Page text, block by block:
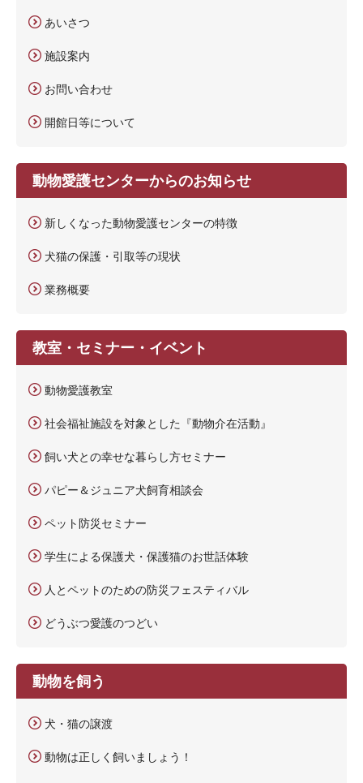
あいさつ
施設案内
お問い合わせ
開館日等について
動物愛護センターからのお知らせ
新しくなった動物愛護センターの特徴
犬猫の保護・引取等の現状
業務概要
教室・セミナー・イベント
動物愛護教室
社会福祉施設を対象とした『動物介在活動』
飼い犬との幸せな暮らし方セミナー
パピー＆ジュニア犬飼育相談会
ペット防災セミナー
学生による保護犬・保護猫のお世話体験
人とペットのための防災フェスティバル
どうぶつ愛護のつどい
動物を飼う
犬・猫の譲渡
動物は正しく飼いましょう！